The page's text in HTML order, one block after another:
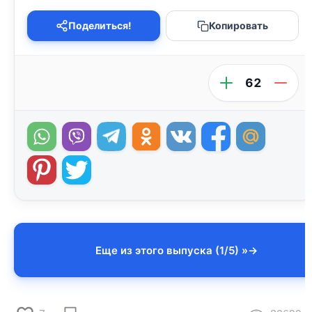
Поделиться! Копировать
62
Еще из этого выпуска (1/5) »